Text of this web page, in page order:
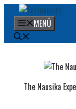
Inhalt
springen
MENÜ
The Nausika